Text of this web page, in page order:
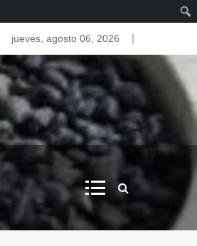
jueves, agosto 06, 2026